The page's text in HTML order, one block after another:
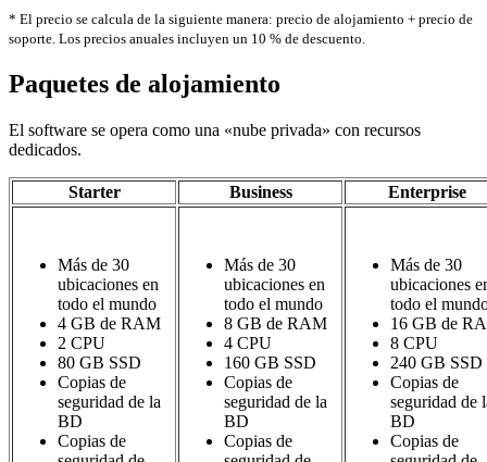
* El precio se calcula de la siguiente manera: precio de alojamiento + precio de
soporte. Los precios anuales incluyen un 10 % de descuento.
Paquetes de alojamiento
El software se opera como una «nube privada» con recursos
dedicados.
Starter Business Enterprise
Más de 30
ubicaciones en
todo el mundo
4 GB de RAM
2 CPU
80 GB SSD
Copias de
seguridad de la
BD
Copias de
Más de 30
ubicaciones en
todo el mundo
8 GB de RAM
4 CPU
160 GB SSD
Copias de
seguridad de la
BD
Copias de
Más de 30
ubicaciones
todo el
16 GB de
8 CPU
240 GB SSD
Copias de
seguridad de
BD
Copias de